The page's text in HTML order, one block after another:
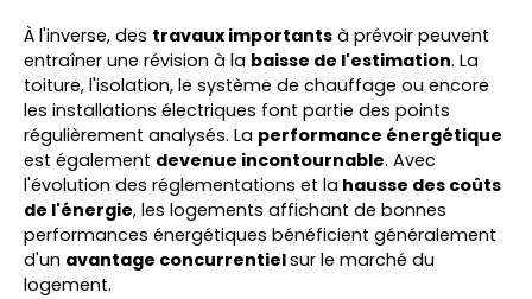
À l'inverse, des travaux importants à prévoir peuvent
entraîner une révision à la baisse de l'estimation. La
toiture, l'isolation, le système de chauffage ou encore
les installations électriques font partie des points
régulièrement analysés. La performance énergétique
est également devenue incontournable. Avec
l'évolution des réglementations et la hausse des coûts
de l'énergie, les logements affichant de bonnes
performances énergétiques bénéficient généralement
d'un avantage concurrentielsur le marché du
logement.